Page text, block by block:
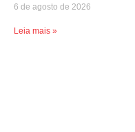
6 de agosto de 2026
Leia mais »